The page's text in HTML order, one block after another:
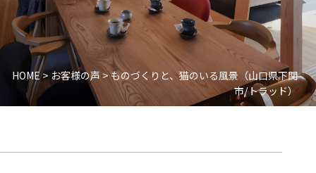
HOME> お客様の声 >ものづくりと、猫のいる風景（山口県下関
市/トラッド）